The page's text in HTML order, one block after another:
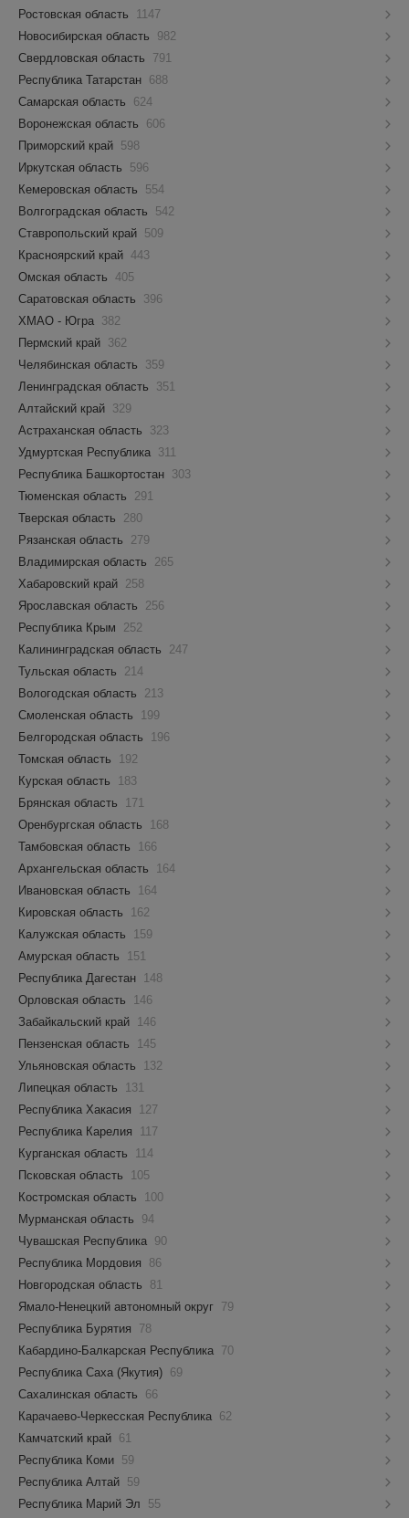
Ростовская область
1147
Новосибирская область
982
Свердловская область
791
Республика Татарстан 688
Самарская область
624
Воронежская область
606
Приморский край 598
Иркутская область
596
Кемеровская область
554
Волгоградская область
542
Ставропольский край 509
Красноярский край 443
Омская область 405
Саратовская область
396
ХМАО - Югра 382
Пермский край 362
Челябинская область
359
Ленинградская область
351
Алтайский край 329
Астраханская область
323
Удмуртская Республика 311
Республика Башкортостан 303
Тюменская область
291
Тверская область
280
Рязанская область
279
Владимирская область
265
Хабаровский край 258
Ярославская область
256
Республика Крым
252
Калининградская область
247
Тульская область
214
Вологодская область
213
Смоленская область
199
Белгородская область
196
Томская область
192
Курская область
183
Брянская область
171
Оренбургская область
168
Тамбовская область
166
Архангельская область
164
Ивановская область
164
Кировская область
162
Калужская область
159
Амурская область
151
Республика Дагестан 148
Орловская область
146
Забайкальский край 146
Пензенская область
145
Ульяновская область
132
Липецкая область
131
Республика Хакасия
127
Республика Карелия
117
Курганская область
114
Псковская область
105
Костромская область
100
Мурманская область
94
Чувашская Республика 90
Республика Мордовия
86
Новгородская область
81
Ямало-Ненецкий автономный округ 79
Республика Бурятия
78
Кабардино-Балкарская Республика 70
Республика Саха (Якутия) 69
Сахалинская область
66
Карачаево-Черкесская Республика 62
Камчатский край 61
Республика Коми 59
Республика Алтай 59
Республика Марий Эл
55